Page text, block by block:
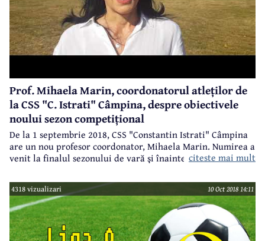
Prof. Mihaela Marin, coordonatorul atleților de
la CSS "C. Istrati" Câmpina, despre obiectivele
noului sezon competițional
De la 1 septembrie 2018, CSS "Constantin Istrati" Câmpina
are un nou profesor coordonator, Mihaela Marin. Numirea a
venit la finalul sezonului de vară şi înaintea începerii
coordonator să poată începe în forţă activitatea.
citeste mai mult
4318 vizualizari 10 Oct 2018 14:11